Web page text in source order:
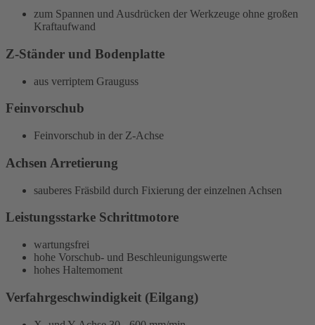
zum Spannen und Ausdrücken der Werkzeuge ohne großen
Kraftaufwand
Z-Ständer und Bodenplatte
aus verriptem Grauguss
Feinvorschub
Feinvorschub in der Z-Achse
Achsen Arretierung
sauberes Fräsbild durch Fixierung der einzelnen Achsen
Leistungsstarke Schrittmotore
wartungsfrei
hohe Vorschub- und Beschleunigungswerte
hohes Haltemoment
Verfahrgeschwindigkeit (Eilgang)